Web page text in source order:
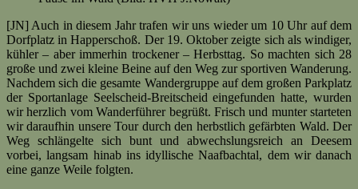
[JN] Auch in diesem Jahr trafen wir uns wieder um 10 Uhr auf dem
Dorfplatz in Happerschoß. Der 19. Oktober zeigte sich als windiger,
kühler – aber immerhin trockener – Herbsttag. So machten sich 28
große und zwei kleine Beine auf den Weg zur sportiven Wanderung.
Nachdem sich die gesamte Wandergruppe auf dem großen Parkplatz
der Sportanlage Seelscheid-Breitscheid eingefunden hatte, wurden
wir herzlich vom Wanderführer begrüßt. Frisch und munter starteten
wir daraufhin unsere Tour durch den herbstlich gefärbten Wald. Der
Weg schlängelte sich bunt und abwechslungsreich an Deesem
vorbei, langsam hinab ins idyllische Naafbachtal, dem wir danach
eine ganze Weile folgten.